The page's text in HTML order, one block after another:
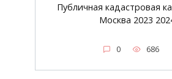
Публичная кадастровая
Москва 2023
0 686